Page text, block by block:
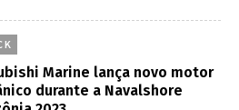
Marine lança novo motor
durante a Navalshore